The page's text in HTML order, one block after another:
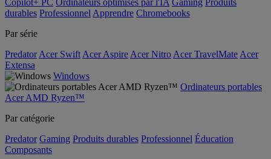
Copilot+ PC Ordinateurs optimisés par l'IA Gaming Produits
durables Professionnel Apprendre Chromebooks
Par série
Predator Acer Swift Acer Aspire Acer Nitro Acer TravelMate Acer
Extensa
Windows
Ordinateurs portables
Acer AMD Ryzen™
Par catégorie
Predator Gaming Produits durables Professionnel Éducation
Composants